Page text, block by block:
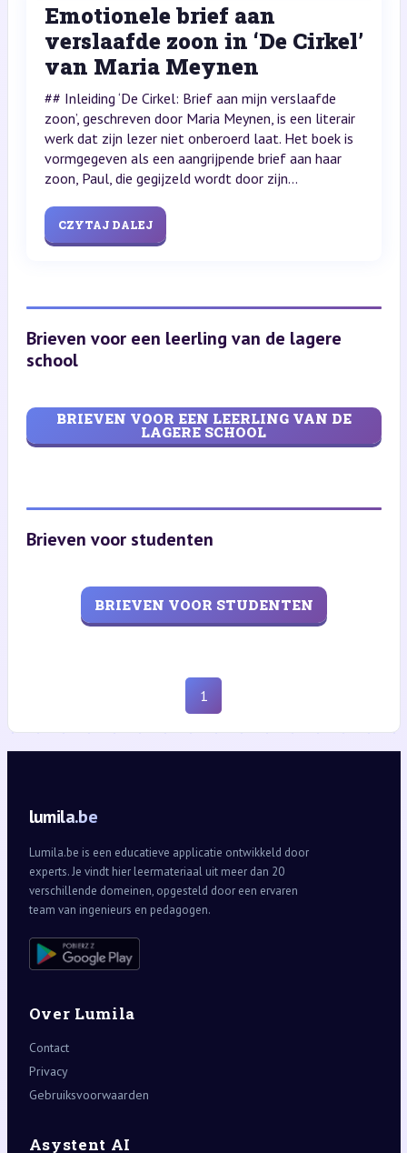
Emotionele brief aan
verslaafde zoon in ‘De Cirkel’
van Maria Meynen
## Inleiding ‘De Cirkel: Brief aan mijn verslaafde
zoon’, geschreven door Maria Meynen, is een literair
werk dat zijn lezer niet onberoerd laat. Het boek is
vormgegeven als een aangrijpende brief aan haar
zoon, Paul, die gegijzeld wordt door zijn...
CZYTAJ DALEJ
Brieven voor een leerling van de lagere
school
BRIEVEN VOOR EEN LEERLING VAN DE
LAGERE SCHOOL
Brieven voor studenten
BRIEVEN VOOR STUDENTEN
1
lumila.be
Lumila.be is een educatieve applicatie ontwikkeld door
experts. Je vindt hier leermateriaal uit meer dan 20
verschillende domeinen, opgesteld door een ervaren
team van ingenieurs en pedagogen.
Over Lumila
Contact
Privacy
Gebruiksvoorwaarden
Asystent AI